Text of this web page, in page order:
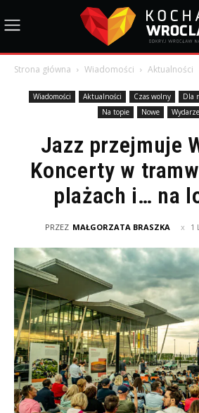
Strona główna Wiadomości Aktualności
Wiadomości Aktualności Czas wolny Dla
Na topie
Nowe
Jazz przejmuje
Koncerty w
plażach i… na
PRZEZ MAŁGORZATA BRASZKA 1